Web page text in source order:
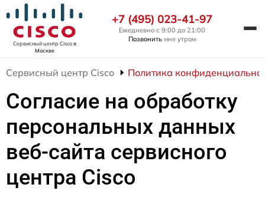
Сервисный центр Ciscoв
Москве
+7 (495) 023-41-97
Ежедневно с 9:00 до 21:00
Позвонить мне утром
Сервисный центр Cisco Политика
Согласие на обработку
персональных данных
веб-сайта сервисного
центра Cisco